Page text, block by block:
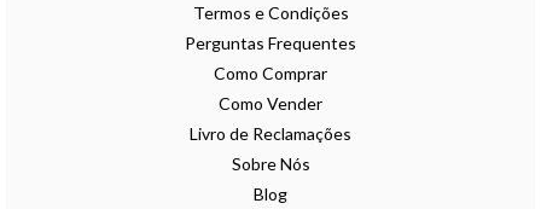
Termos e Condições
Perguntas Frequentes
Como Comprar
Como Vender
Livro de Reclamações
Sobre Nós
Blog